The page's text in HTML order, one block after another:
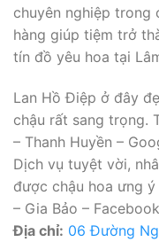
chuyên nghiệp trong
hàng giúp tiệm trở
tín đồ yêu hoa tại
Lan Hồ Điệp ở đây
chậu rất sang trọng.
– Thanh Huyền –
Dịch vụ tuyệt vời,
được chậu hoa ưng
– Gia Bảo – Facebook
Địa chỉ: 06 Đường